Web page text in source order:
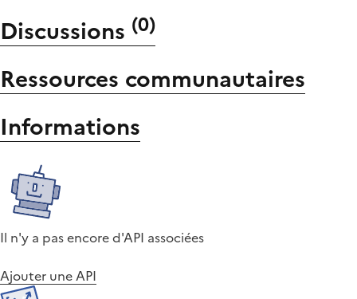
Discussions (0)
Ressources communautaires
Informations
Il n'y a pas encore d'API associées
Ajouter une API